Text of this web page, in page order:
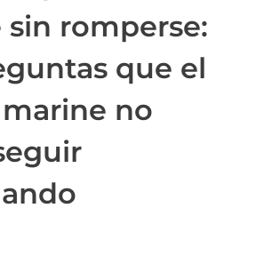
romperse:
que el
no